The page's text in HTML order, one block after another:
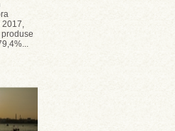
2017,